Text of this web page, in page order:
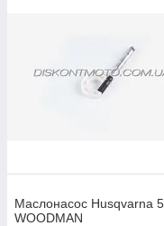
Маслонасос Husqvarna
WOODMAN